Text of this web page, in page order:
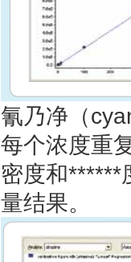
氰乃净（
每个浓度重
密度和
量结果。